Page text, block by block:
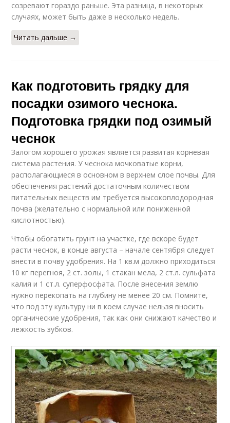
созревают гораздо раньше. Эта разница, в некоторых
случаях, может быть даже в несколько недель.
Читать дальше →
Как подготовить грядку для
посадки озимого чеснока.
Подготовка грядки под озимый
чеснок
Залогом хорошего урожая является развитая корневая
система растения. У чеснока мочковатые корни,
располагающиеся в основном в верхнем слое почвы. Для
обеспечения растений достаточным количеством
питательных веществ им требуется высокоплодородная
почва (желательно с нормальной или пониженной
кислотностью).
Чтобы обогатить грунт на участке, где вскоре будет
расти чеснок, в конце августа – начале сентября следует
внести в почву удобрения. На 1 кв.м должно приходиться
10 кг перегноя, 2 ст. золы, 1 стакан мела, 2 ст.л. сульфата
калия и 1 ст.л. суперфосфата. После внесения землю
нужно перекопать на глубину не менее 20 см. Помните,
что под эту культуру ни в коем случае нельзя вносить
органические удобрения, так как они снижают качество и
лежкость зубков.